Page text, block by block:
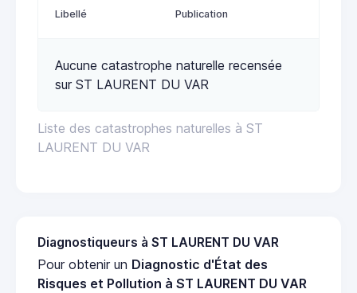
Liste des catastrophes naturelles à ST
LAURENT DU VAR
Libellé Publication
Aucune catastrophe naturelle recensée
sur ST LAURENT DU VAR
Diagnostiqueurs à ST LAURENT DU VAR
Pour obtenir un Diagnostic d'État des
Risques et Pollution à ST LAURENT DU VAR